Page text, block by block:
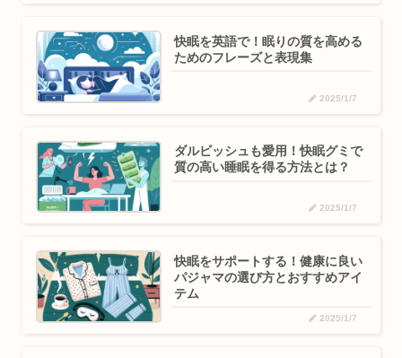
快眠を英語で！眠りの質を高める
ためのフレーズと表現集
2025/1/7
ダルビッシュも愛用！快眠グミで
質の高い睡眠を得る方法とは？
2025/1/7
快眠をサポートする！健康に良い
パジャマの選び方とおすすめアイ
テム
2025/1/7